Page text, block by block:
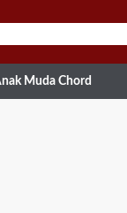
Muda Chord